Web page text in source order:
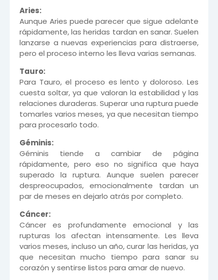
Aries:
Aunque Aries puede parecer que sigue adelante
rápidamente, las heridas tardan en sanar. Suelen
lanzarse a nuevas experiencias para distraerse,
pero el proceso interno les lleva varias semanas.
Tauro:
Para Tauro, el proceso es lento y doloroso. Les
cuesta soltar, ya que valoran la estabilidad y las
relaciones duraderas. Superar una ruptura puede
tomarles varios meses, ya que necesitan tiempo
para procesarlo todo.
Géminis:
Géminis tiende a cambiar de página
rápidamente, pero eso no significa que haya
superado la ruptura. Aunque suelen parecer
despreocupados, emocionalmente tardan un
par de meses en dejarlo atrás por completo.
Cáncer:
Cáncer es profundamente emocional y las
rupturas los afectan intensamente. Les lleva
varios meses, incluso un año, curar las heridas, ya
que necesitan mucho tiempo para sanar su
corazón y sentirse listos para amar de nuevo.